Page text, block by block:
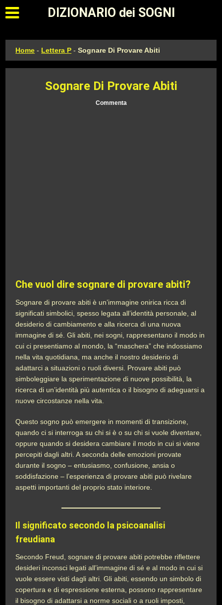
Apri il menu principale
DIZIONARIO dei SOGNI
Home - Lettera P -Sognare Di Provare Abiti
Sognare Di Provare Abiti
Commenta
Che vuol dire sognare di provare abiti?
Sognare di provare abiti è un’immagine onirica ricca di
significati simbolici, spesso legata all’identità personale, al
desiderio di cambiamento e alla ricerca di una nuova
immagine di sé. Gli abiti, nei sogni, rappresentano il modo in
cui ci presentiamo al mondo, la “maschera” che indossiamo
nella vita quotidiana, ma anche il nostro desiderio di
adattarci a situazioni o ruoli diversi. Provare abiti può
simboleggiare la sperimentazione di nuove possibilità, la
ricerca di un’identità più autentica o il bisogno di adeguarsi a
nuove circostanze nella vita.
Questo sogno può emergere in momenti di transizione,
quando ci si interroga su chi si è o su chi si vuole diventare,
oppure quando si desidera cambiare il modo in cui si viene
percepiti dagli altri. A seconda delle emozioni provate
durante il sogno – entusiasmo, confusione, ansia o
soddisfazione – l’esperienza di provare abiti può rivelare
aspetti importanti del proprio stato interiore.
Il significato secondo la psicoanalisi
freudiana
Secondo Freud, sognare di provare abiti potrebbe riflettere
desideri inconsci legati all’immagine di sé e al modo in cui si
vuole essere visti dagli altri. Gli abiti, essendo un simbolo di
copertura e di espressione esterna, possono rappresentare
il bisogno di adattarsi a norme sociali o a ruoli imposti,